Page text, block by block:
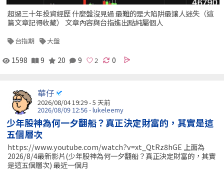
超過三十年投資經歷 什麼盤沒見過 最難的是大陷阱最讓人迷失（這
篇文章記得收藏） 文章內容與台指進出點純屬個人
台指期 大盤
1598 9 20 9 0
華仔
2026/08/04 19:29 - 5 天前
2026/08/09 12:56 - lukeleemy
少年股神為何一夕翻船？真正決定財富的，其實是這
五個層次
https://www.youtube.com/watch?v=xt_QtRz8hGE 上面為
2026/8/4最新影片(少年股神為何一夕翻船？真正決定財富的，其實
是這五個層次) 最近一個月